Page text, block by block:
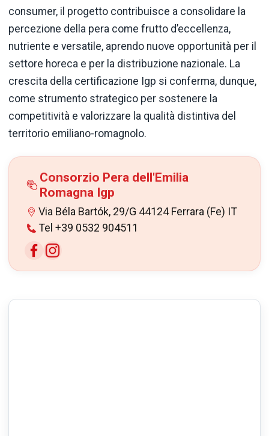
consumer, il progetto contribuisce a consolidare la
percezione della pera come frutto d’eccellenza,
nutriente e versatile, aprendo nuove opportunità per il
settore horeca e per la distribuzione nazionale. La
crescita della certificazione Igp si conferma, dunque,
come strumento strategico per sostenere la
competitività e valorizzare la qualità distintiva del
territorio emiliano-romagnolo.
Consorzio Pera dell'Emilia
Romagna Igp
Via Béla Bartók, 29/G 44124 Ferrara (Fe) IT
Tel +39 0532 904511